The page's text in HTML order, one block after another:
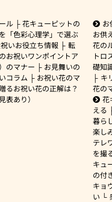
ル
花キューピットの
「色彩心理学」で選ぶ
いお役立ち情報
転
お祝いワンポイントア
のマナー
お見舞いの
コラム
お祝い花のマ
るお祝い花の正解は？
表あり）
お
お供
花の
トロ
礎知
キ
花の
花
える
暮ら
楽し
テレ
を撮
キュ
の付
キョ
い